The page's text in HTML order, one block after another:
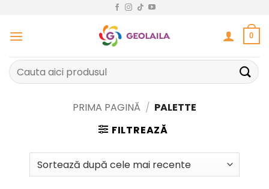
conținut
0
Caută
după:
PRIMA PAGINĂ / PALETTE
FILTREAZĂ